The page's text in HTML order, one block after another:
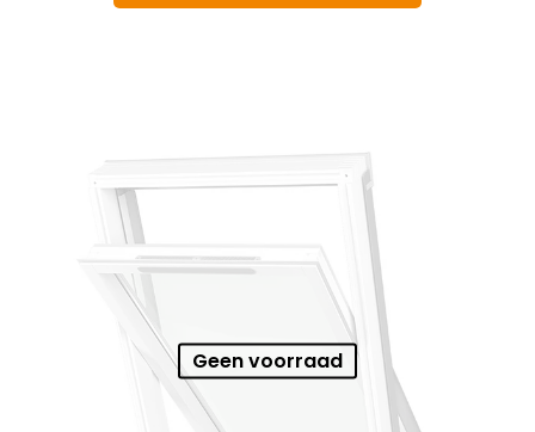
Geen voorraad